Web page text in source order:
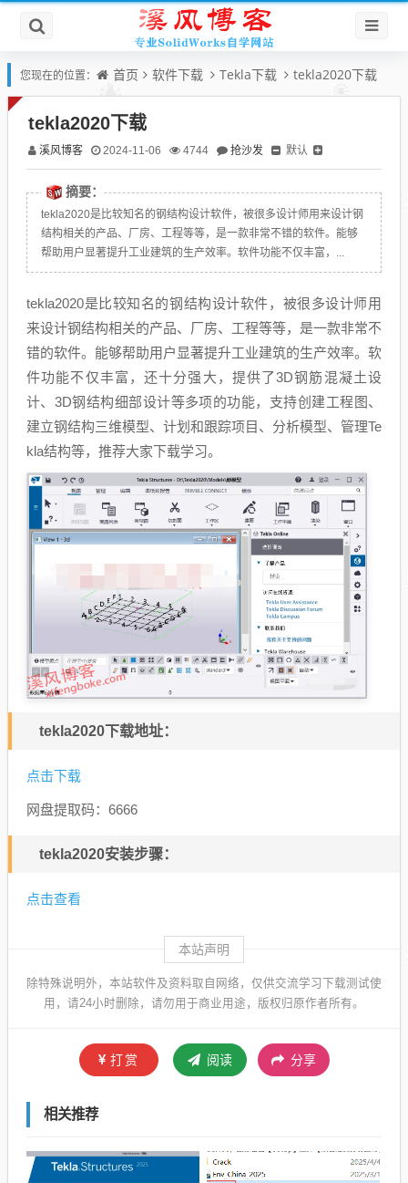
您现在的位置： 首页 软件下载 Tekla下载 tekla2020下载
tekla2020下载
溪风博客 2024-11-06 4744 抢沙发 默认
摘要：
tekla2020是比较知名的钢结构设计软件，被很多设计师用来设计钢
结构相关的产品、厂房、工程等等，是一款非常不错的软件。能够
帮助用户显著提升工业建筑的生产效率。软件功能不仅丰富，...
tekla2020是比较知名的钢结构设计软件，被很多设计师用
来设计钢结构相关的产品、厂房、工程等等，是一款非常不
错的软件。能够帮助用户显著提升工业建筑的生产效率。软
件功能不仅丰富，还十分强大，提供了3D钢筋混凝土设
计、3D钢结构细部设计等多项的功能，支持创建工程图、
建立钢结构三维模型、计划和跟踪项目、分析模型、管理Te
kla结构等，推荐大家下载学习。
tekla2020下载地址：
点击下载
网盘提取码：6666
tekla2020安装步骤：
点击查看
本站声明
除特殊说明外，本站软件及资料取自网络，仅供交流学习下载测试使
用，请24小时删除，请勿用于商业用途，版权归原作者所有。
打赏 阅读 分享
相关推荐